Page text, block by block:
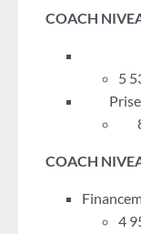
COACH
5
COACH
4